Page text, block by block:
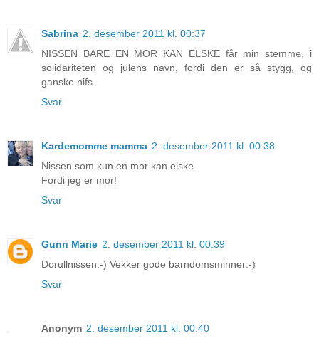
Sabrina 2. desember 2011 kl. 00:37
NISSEN BARE EN MOR KAN ELSKE får min stemme, i
solidariteten og julens navn, fordi den er så stygg, og
ganske nifs.
Svar
Kardemomme mamma 2. desember 2011 kl. 00:38
Nissen som kun en mor kan elske.
Fordi jeg er mor!
Svar
Gunn Marie 2. desember 2011 kl. 00:39
Dorullnissen:-) Vekker gode barndomsminner:-)
Svar
Anonym 2. desember 2011 kl. 00:40